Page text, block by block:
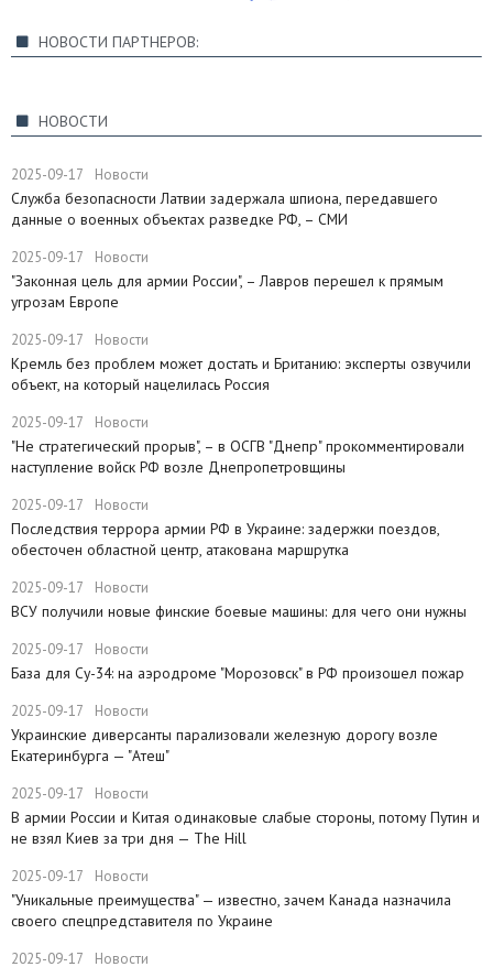
НОВОСТИ ПАРТНЕРОВ:
НОВОСТИ
2025-09-17 Новости
Служба безопасности Латвии задержала шпиона, передавшего
данные о военных объектах разведке РФ, – СМИ
2025-09-17 Новости
"Законная цель для армии России", – Лавров перешел к прямым
угрозам Европе
2025-09-17 Новости
​Кремль без проблем может достать и Британию: эксперты озвучили
объект, на который нацелилась Россия
2025-09-17 Новости
"Не стратегический прорыв", – в ОСГВ "Днепр" прокомментировали
наступление войск РФ возле Днепропетровщины
2025-09-17 Новости
Последствия террора армии РФ в Украине: задержки поездов,
обесточен областной центр, атакована маршрутка
2025-09-17 Новости
ВСУ получили новые финские боевые машины: для чего они нужны
2025-09-17 Новости
База для Су-34: на аэродроме "Морозовск" в РФ произошел пожар
2025-09-17 Новости
Украинские диверсанты парализовали железную дорогу возле
Екатеринбурга — "Атеш"
2025-09-17 Новости
​В армии России и Китая одинаковые слабые стороны, потому Путин и
не взял Киев за три дня — The Hill
2025-09-17 Новости
​"Уникальные преимущества" — известно, зачем Канада назначила
своего спецпредставителя по Украине
2025-09-17 Новости